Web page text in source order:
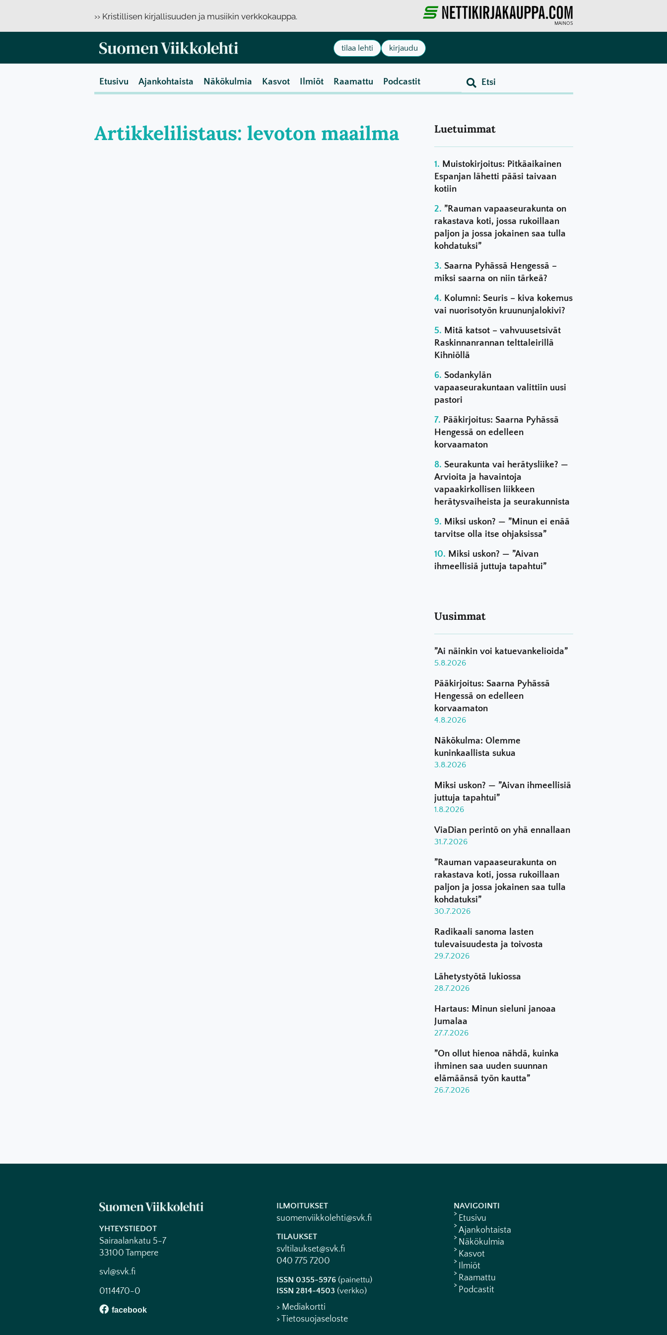
›› Kristillisen kirjallisuuden ja musiikin verkkokauppa.
MAINOS
tilaa lehti kirjaudu
Etusivu Ajankohtaista Näkökulmia Kasvot Ilmiöt Raamattu Podcastit
Artikkelilistaus: levoton maailma Luetuimmat
Muistokirjoitus: Pitkäaikainen
Espanjan lähetti pääsi taivaan
kotiin
”Rauman vapaaseurakunta on
rakastava koti, jossa rukoillaan
paljon ja jossa jokainen saa tulla
kohdatuksi”
Saarna Pyhässä Hengessä –
miksi saarna on niin tärkeä?
Kolumni: Seuris – kiva kokemus
vai nuorisotyön kruununjalokivi?
Mitä katsot – vahvuusetsivät
Raskinnanrannan telttaleirillä
Kihniöllä
Sodankylän
vapaaseurakuntaan valittiin uusi
pastori
Pääkirjoitus: Saarna Pyhässä
Hengessä on edelleen
korvaamaton
Seurakunta vai herätysliike? —
Arvioita ja havaintoja
vapaakirkollisen liikkeen
herätysvaiheista ja seurakunnista
Miksi uskon? — ”Minun ei enää
tarvitse olla itse ohjaksissa”
Miksi uskon? — ”Aivan
ihmeellisiä juttuja tapahtui”
Uusimmat
”Ai näinkin voi katuevankelioida”
5.8.2026
Pääkirjoitus: Saarna Pyhässä
Hengessä on edelleen
korvaamaton
4.8.2026
Näkökulma: Olemme
kuninkaallista sukua
3.8.2026
Miksi uskon? — ”Aivan ihmeellisiä
juttuja tapahtui”
1.8.2026
ViaDian perintö on yhä ennallaan
31.7.2026
”Rauman vapaaseurakunta on
rakastava koti, jossa rukoillaan
paljon ja jossa jokainen saa tulla
kohdatuksi”
30.7.2026
Radikaali sanoma lasten
tulevaisuudesta ja toivosta
29.7.2026
Lähetystyötä lukiossa
28.7.2026
Hartaus: Minun sieluni janoaa
Jumalaa
27.7.2026
”On ollut hienoa nähdä, kuinka
ihminen saa uuden suunnan
elämäänsä työn kautta”
26.7.2026
YHTEYSTIEDOT
Sairaalankatu 5-7
33100 Tampere
svl@svk.fi
0114470-0
ILMOITUKSET
suomenviikkolehti@svk.fi
TILAUKSET
svltilaukset@svk.fi
040 775 7200
ISSN 0355-5976(painettu)
ISSN 2814-4503 (verkko)
> Mediakortti
> Tietosuojaseloste
NAVIGOINTI
Etusivu
Ajankohtaista
Näkökulmia
Kasvot
Ilmiöt
Raamattu
Podcastit